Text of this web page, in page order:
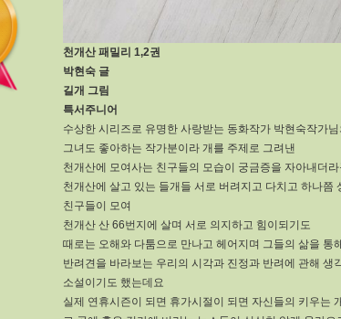
천개산 패밀리 1,2권
박현숙 글
길개 그림
특서주니어
수상한 시리즈로 유명한 사랑받는 동화작가 박현숙작가
그녀도 좋아하는 작가분이라 개를 주제로 그려낸
천개산에 모여사는 친구들의 모습이 궁금증을 자아내더라
천개산에 살고 있는 들개들 서로 버려지고 다치고 하나쯤
친구들이 모여
천개산 산 66번지에 살며 서로 의지하고 힘이되기도
때로는 오해와 다툼으로 만나고 헤어지며 그들의 삶을 통
반려견을 바라보는 우리의 시각과 진정과 반려에 관해 생
소설이기도 했는데요
실제 연휴시즌이 되면 휴가시절이 되면 자신들의 키우는